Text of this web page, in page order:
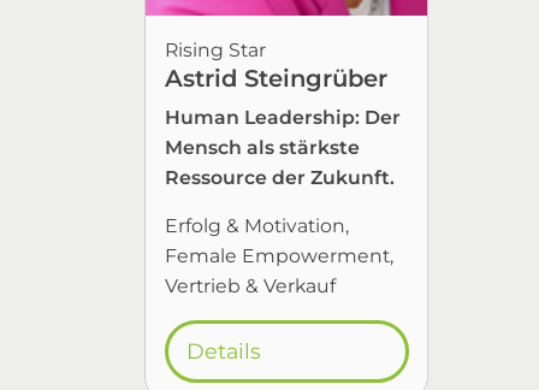
Rising Star
Astrid Steingrüber
Human Leadership: Der
Mensch als stärkste
Ressource der Zukunft.
Erfolg & Motivation
Female Empowerment
Vertrieb & Verkauf
Details